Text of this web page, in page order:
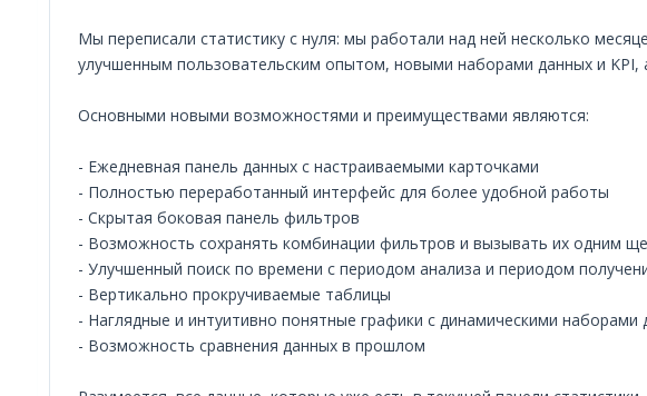
Мы переписали статистику с нуля: мы работали над ней несколько
улучшенным пользовательским опытом, новыми наборами данных и
Основными новыми возможностями и преимуществами являются:
- Ежедневная панель данных с настраиваемыми карточками
- Полностью переработанный интерфейс для более удобной работы
- Скрытая боковая панель фильтров
- Возможность сохранять комбинации фильтров и вызывать их одним
- Улучшенный поиск по времени с периодом анализа и периодом
- Вертикально прокручиваемые таблицы
- Наглядные и интуитивно понятные графики с динамическими наборами
- Возможность сравнения данных в прошлом